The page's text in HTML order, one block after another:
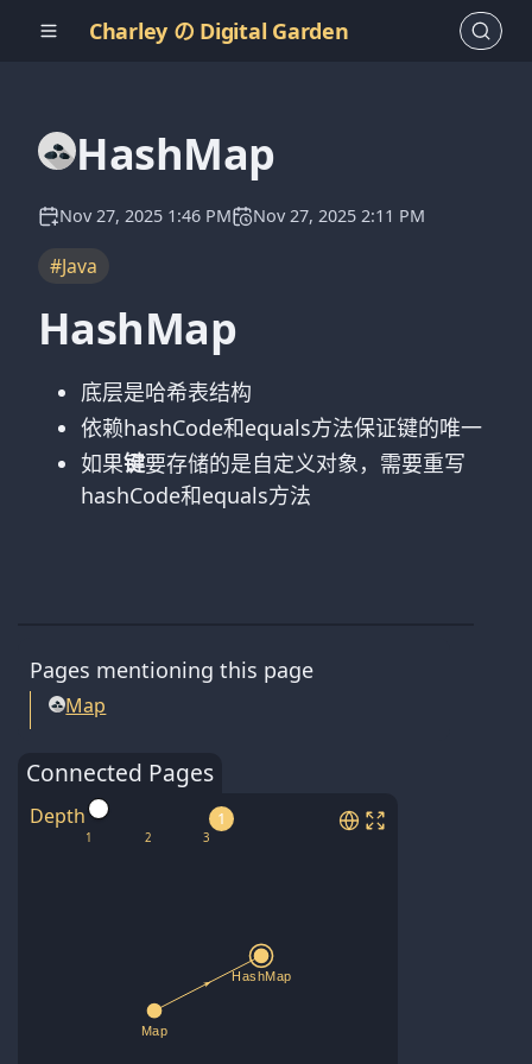
Charley の Digital Garden
HashMap
Nov 27, 2025 1:46 PM Nov 27, 2025 2:11 PM
#Java
HashMap
底层是哈希表结构
依赖hashCode和equals方法保证键的唯一
如果键要存储的是自定义对象，需要重写
hashCode和equals方法
Connected Pages
Depth 1
Pages mentioning this page
Map